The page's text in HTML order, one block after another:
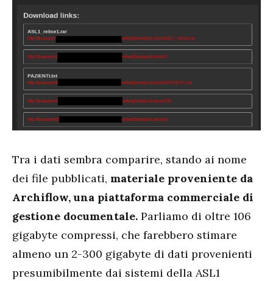
Tra i dati sembra comparire, stando ai nome
dei file pubblicati, materiale proveniente da
Archiflow, una piattaforma commerciale di
gestione documentale. Parliamo di oltre 106
gigabyte compressi, che farebbero stimare
almeno un 2-300 gigabyte di dati provenienti
presumibilmente dai sistemi della ASL1